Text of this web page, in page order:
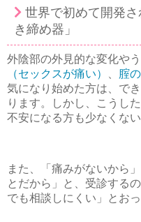
世界で初めて開発さ
き締め器」
外陰部の外見的な変化や
（セックスが痛い）
腟
気になり始めた方は、で
ります。しかし、こうし
不安になる方も少なくない
また、「痛みがないから
とだから」と、受診する
でも相談しにくい」とお